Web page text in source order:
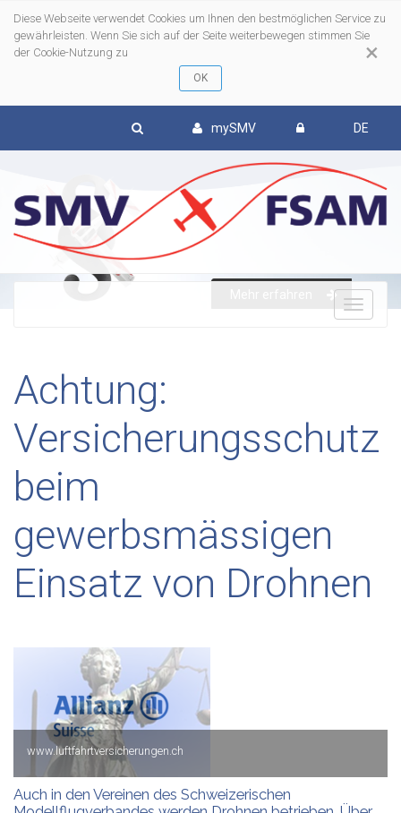
×
Diese Webseite verwendet Cookies um Ihnen den bestmöglichen Service zu
gewährleisten. Wenn Sie sich auf der Seite weiterbewegen stimmen Sie
der Cookie-Nutzung zu
mySMV DE
Achtung:
Versicherungsschutz
beim
gewerbsmässigen
Einsatz von Drohnen
www.luftfahrtversicherungen.ch
Auch in den Vereinen des Schweizerischen